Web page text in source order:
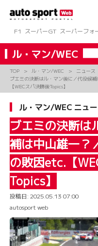
ツ
へ
ス
キ
F1 スーパーGT スーパーフォ
ル・マン/WEC
TOP ル・マン/WEC
ニュース
ブエミの決断はル・マン後に／代役候
【WECスパ決勝後Topics】
ル・マン/WEC ニュ
ブエミの決断は
補は中山雄一？
の敗因etc.【
Topics】
投稿日: 2025.05.13 07:00
autosport web